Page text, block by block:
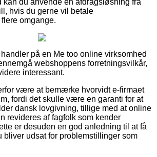
hvis du gerne vil betale
omgange.
på en Me too online virksomhed
webshoppens forretningsvilkår,
interessant.
være at bemærke hvorvidt e-firmaet
fordi det skulle være en garanti for at
dansk lovgivning, tillige med at online
revideres af fagfolk som kender
er desuden en god anledning til at få
bliver udsat for problemstillinger som